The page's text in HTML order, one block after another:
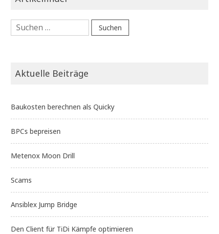
Suchen
nach:
Aktuelle Beiträge
Baukosten berechnen als Quicky
BPCs bepreisen
Metenox Moon Drill
Scams
Ansiblex Jump Bridge
Den Client für TiDi Kämpfe optimieren